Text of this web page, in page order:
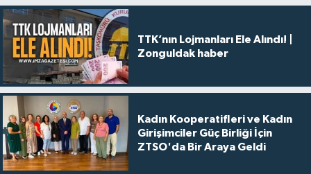
TTK’nın Lojmanları Ele Alındı! |
Zonguldak haber
Kadın Kooperatifleri ve Kadın
Girişimciler Güç Birliği İçin
ZTSO'da Bir Araya Geldi